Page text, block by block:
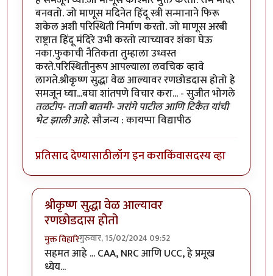
बनवतो. जो माणूस मदिनेत हिंदू स्त्री सन्मानाने फिरू
शकेल अशी परिस्थिती निर्माण करतो. जो माणूस अरबी
राष्ट्रात हिंदू मंदिरे उभी करतो त्याच्यावर शंका घेऊ
नका.फुकाची नैतिकता तुम्हाला उध्वस्त
करते.परिस्थितीनुरूप आपल्याला लवचिक व्हावे
लागते.श्रीकृष्ण सुद्धा वेळ आल्यावर रणछोडदास होतो हे
समजून घ्या...बघा शांतपणे विचार करा... - सुजीत भोगले
तळटीप- ताजी बातमी- जरांगे पाटील आणि टिकैत यांची
भेट झाली आहे.सौजन्य : कायप्पा विद्यापीठ
प्रतिसाद देण्यासाठीलॉग इन कराकिंवासदस्य व्हा
श्रीकृष्ण सुद्धा वेळ आल्यावर
रणछोडदास होतो
मुक्त विहारिगुरुवार, 15/02/2024 09:52
In reply toहा .... हा .... हा .... !byचौथा कोनाडा
सहमत आहे ... CAA, NRC आणि UCC, हे प्रमूख
ध्येय...